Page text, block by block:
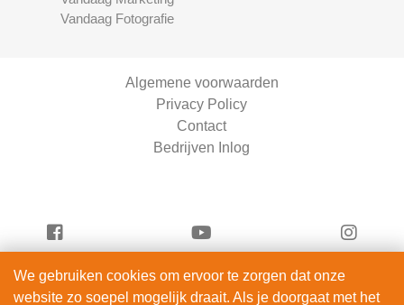
Vandaag Fotografie
Algemene voorwaarden
Privacy Policy
Contact
Bedrijven Inlog
Vandaag Fietsen is onderdeel van
We gebruiken cookies om ervoor te zorgen dat onze
website zo soepel mogelijk draait. Als je doorgaat met het